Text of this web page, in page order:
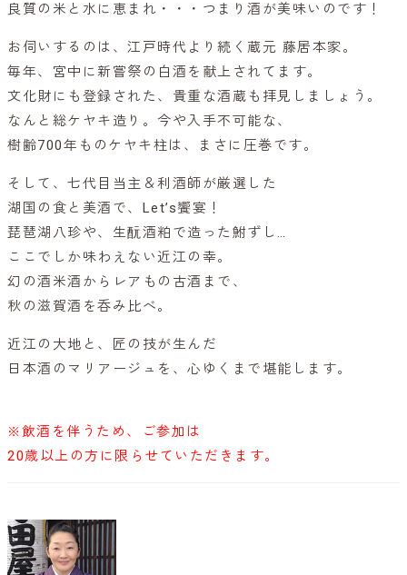
良質の米と水に恵まれ・・・つまり酒が美味いのです！
お伺いするのは、江戸時代より続く蔵元 藤居本家。
毎年、宮中に新嘗祭の白酒を献上されてます。
文化財にも登録された、貴重な酒蔵も拝見しましょう。
なんと総ケヤキ造り。今や入手不可能な、
樹齢700年ものケヤキ柱は、まさに圧巻です。
そして、七代目当主＆利酒師が厳選した
湖国の食と美酒で、Let’s饗宴！
琵琶湖八珍や、生酛酒粕で造った鮒ずし…
ここでしか味わえない近江の幸。
幻の酒米酒からレアもの古酒まで、
秋の滋賀酒を呑み比べ。
近江の大地と、匠の技が生んだ
日本酒のマリアージュを、心ゆくまで堪能します。
※飲酒を伴うため、ご参加は
20歳以上の方に限らせていただきます。